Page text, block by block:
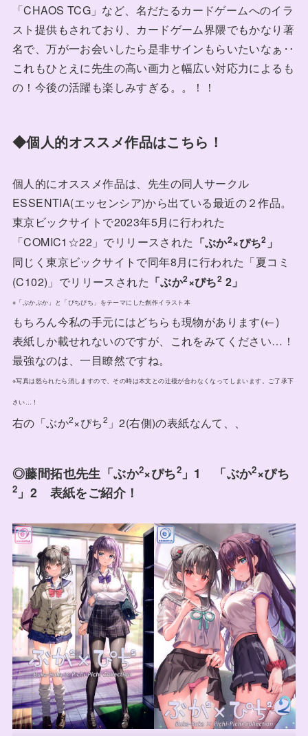
「CHAOS TCG」など、名だたるカードゲームへのイラ
スト提供もされており、カードゲーム界隈でもかなり著
名で、万が一お会いしたら是非サインもらいたいなぁ‥
これもひとえに先生の高い画力と幅広い対応力によるも
の！今後の活躍も楽しみすぎる。。！！
◆個人的オススメ作品はこちら！
個人的にオススメ作品は、先生の同人サークル
ESSENTIA(エッセンシア)から出ている最近の２作品。
東京ビックサイトで2023年5月に行われた
「COMIC1☆22」でリリースされた 「ぶか2×ぴち2 」
同じく東京ビックサイトで同年8月に行われた「夏コミ
(C102)」でリリースされた 「ぶか2×ぴち2 2」
※「ぶかぶか」と「ぴちぴち」をテーマにした創作イラスト本
もちろん今私の手元にはどちらも現物があります(←)
表紙しか載せれないのですが、これをみてください…！
最強なのは、一目瞭然ですね。
※写真は怒られたら消しますので、その時は本文との辻褄が合わなくなってしまいます。ご了承下
さい…！
右の「ぶか2×ぴち2 」2(右側)の表紙なんて、、
◎藤間拓也先生「ぶか2×ぴち2」1 「ぶか2×ぴち
2 」2 表紙をご紹介！